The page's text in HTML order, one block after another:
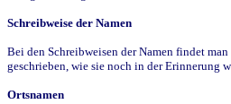
Schreibweise der Namen
Bei den Schreibweisen der Namen findet
geschrieben, wie sie noch in der Erinnerung
Ortsnamen